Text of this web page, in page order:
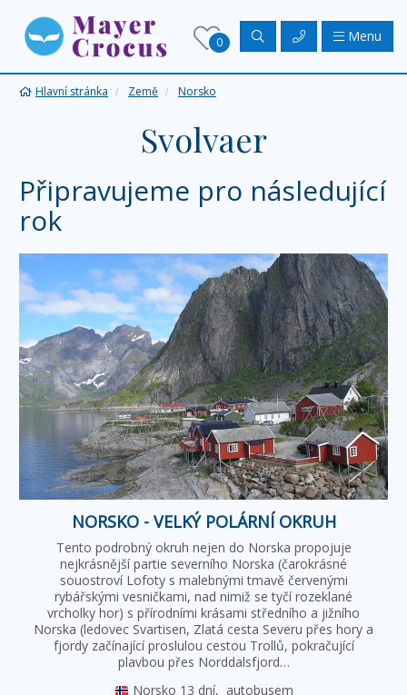
0 Menu
Hlavní stránka Země Norsko
Svolvaer
Připravujeme pro následující
rok
NORSKO - VELKÝ POLÁRNÍ OKRUH
Tento podrobný okruh nejen do Norska propojuje
nejkrásnější partie severního Norska (čarokrásné
souostroví Lofoty s malebnými tmavě červenými
rybářskými vesničkami, nad nimiž se tyčí rozeklané
vrcholky hor) s přírodními krásami středního a jižního
Norska (ledovec Svartisen, Zlatá cesta Severu přes hory a
fjordy začínající proslulou cestou Trollů, pokračující
plavbou přes Norddalsfjord…
Norsko 13 dní, autobusem